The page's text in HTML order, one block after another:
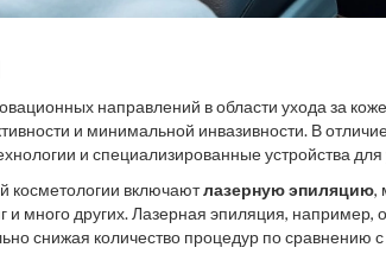
направлений в области ухода за
и минимальной инвазивности. В
и специализированные устройства
результаты без риска для здоровья.
косметологии включаютлазерную эпиляцию,
и много других. Лазерная эпиляция, например,
снижая количество процедур по сравнению
мертвых клеток кожи и стимулирует